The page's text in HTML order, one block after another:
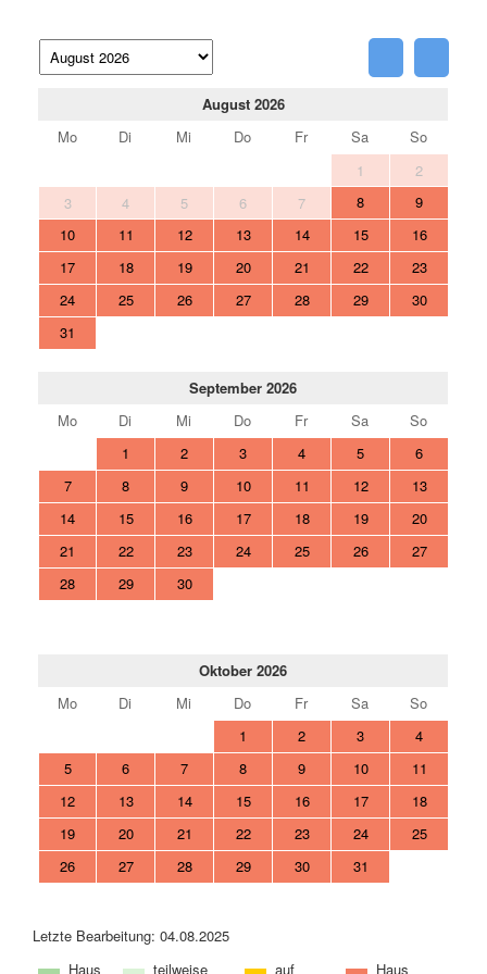
August 2026
Mo
Di Mi Do Fr Sa
So
1
2
3
4 5 6 7 8
9
10
11 12 13 14 15
16
17
18 19 20 21 22
23
24
25 26 27 28 29
30
31
September 2026
Mo
Di Mi Do Fr Sa
So
1
2 3 4 5
6
7
8 9 10 11 12
13
14
15 16 17 18 19
20
21
22 23 24 25 26
27
28
29 30
Oktober 2026
Mo
Di Mi Do Fr Sa
So
1
2 3
4
5
6 7 8 9 10
11
12
13 14 15 16 17
18
19
20 21 22 23 24
25
26
27 28 29 30 31
Letzte Bearbeitung: 04.08.2025
Haus
teilweise auf Haus